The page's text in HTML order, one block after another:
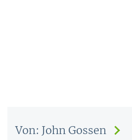
Von: John Gossen